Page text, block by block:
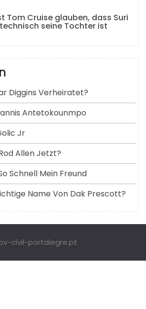
Tom Cruise glauben, dass Suri
seine Tochter ist
Diggins Verheiratet?
Antetokounmpo
Jr
Allen Jetzt?
Schnell Mein Freund
Name Von Dak Prescott?
civil-portalegre.pt